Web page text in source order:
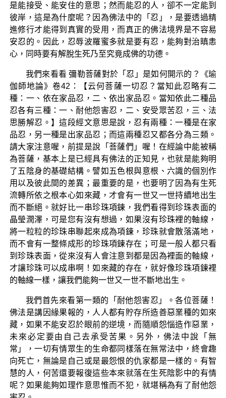
是能接受、能安住的意思；然而能忍的人，卻不一定能到
彼岸，這是為什麼呢？因為佛法中的「忍」，是要透過精
進修行才能得到真實的受用，而真正的佛法境界是不容易
安忍的。因此，忍辱波羅蜜多就是要有忍，能夠對治瞋恚
心，同時要有解脫生死乃至究竟成佛的功德。
我們來看看 彌勒菩薩對於「忍」是如何開示的？《瑜
伽師地論》卷42：【云何菩薩一切忍？當知此忍略有二
種：一、依在家品忍，二、依出家品忍。當知依此二種品
忍各有三種：一、耐他怨害忍，二、安受眾苦忍，三、法
思勝解忍。】這段經文意思是說，忍有兩種：一種是在家
品忍，另一種是出家品忍；而這兩種忍又都各分為三類。
請大家注意喔，前提是說「菩薩們」喔！在經論中能被稱
為菩薩，基本上是已經具有佛法的正知見，也就是能夠明
了五陰身的基礎結構。譬如五色根與意根、六識的個別作
用以及彼此間的差異；最重要的是，也要明了因為有生死
流轉所依之根本心如來藏，才會有一世又一世持續地出生
而不斷絕。就好比一串珍珠項鍊，我們看得到珍珠表面的
晶瑩潤澤，可是您有沒有想過，如果沒有珍珠裡的軸線，
將一粒粒的珍珠串聯起來成為項鍊，珍珠就會散落滿地，
而不會有一整條成形的珍珠項鍊存在；可是一般人都只看
到珍珠表面，從來沒有人會注意到都是因為裡面的軸線，
才讓珍珠可以成串啊！如來藏的存在，就好像珍珠項鍊裡
的軸線一樣，讓我們能夠一世又一世不斷地出生。
我們首先來看第一類的「耐他怨害忍」。各位菩薩！
佛法是講因緣果報的，人人都有貯存所造善惡業種的如來
藏，如果不能安忍於眼前的逆境，而隨順怨惱造作惡業，
未來必定要由自己去承受苦果。另外，佛法中說「無
常」，一切有情眾生的生命都同樣落在無常法中，終會趣
向死亡，無論是自己或是最怨恨的仇家都是一樣的。有智
慧的人，何苦還要報復這些本來就落在生死陰影中的有情
呢？如果能夠如理作意思惟而不犯，就堪稱為有了耐他怨